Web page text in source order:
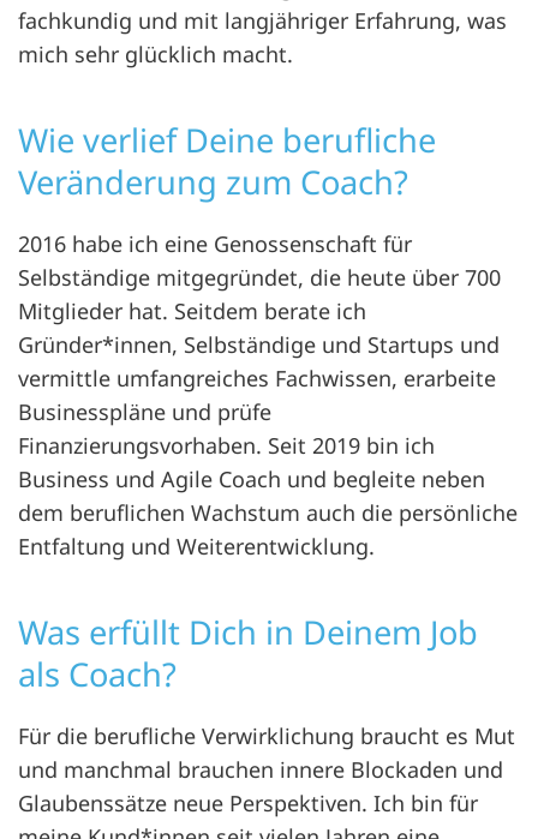
fachkundig und mit langjähriger Erfahrung, was
mich sehr glücklich macht.
Wie verlief Deine berufliche
Veränderung zum Coach?
2016 habe ich eine Genossenschaft für
Selbständige mitgegründet, die heute über 700
Mitglieder hat. Seitdem berate ich
Gründer*innen, Selbständige und Startups und
vermittle umfangreiches Fachwissen, erarbeite
Businesspläne und prüfe
Finanzierungsvorhaben. Seit 2019 bin ich
Business und Agile Coach und begleite neben
dem beruflichen Wachstum auch die persönliche
Entfaltung und Weiterentwicklung.
Was erfüllt Dich in Deinem Job
als Coach?
Für die berufliche Verwirklichung braucht es Mut
und manchmal brauchen innere Blockaden und
Glaubenssätze neue Perspektiven. Ich bin für